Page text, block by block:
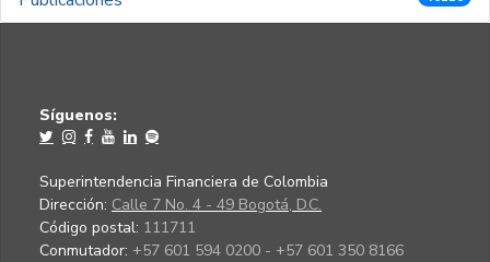
Síguenos:
Superintendencia Financiera de Colombia
Dirección: Calle 7 No. 4 - 49 Bogotá, D.C.
Código postal: 111711
Conmutador: +57 601 594 0200 - +57 601 350 8166